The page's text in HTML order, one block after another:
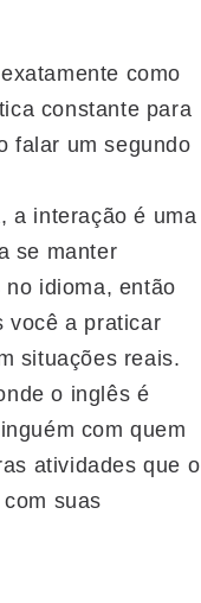
como
constante para
falar um segundo
a interação é uma
se manter
idioma, então
você a praticar
situações reais.
o inglês é
com quem
atividades que o
suas